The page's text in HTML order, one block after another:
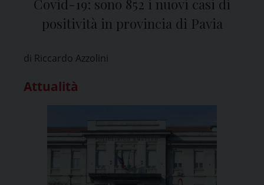
Covid-19: sono 852 i nuovi casi di
positività in provincia di Pavia
di Riccardo Azzolini
Attualità